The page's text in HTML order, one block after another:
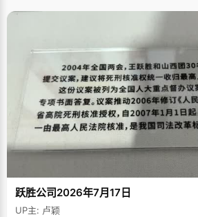
跃胜公司2026年7月17日
UP主: 卢颖